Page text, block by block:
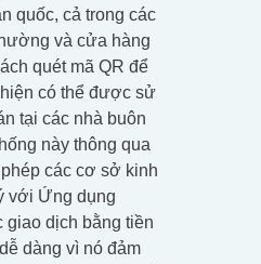
quốc, cả trong các
và cửa hàng
quét mã QR để
có thể được sử
tại các nhà buôn
này thông qua
các cơ sở kinh
với Ứng dụng
giao dịch bằng tiền
dàng vì nó đảm